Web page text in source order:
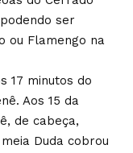
ser
ou Flamengo na
17 minutos do
Aos 15 da
de cabeça,
Duda cobrou